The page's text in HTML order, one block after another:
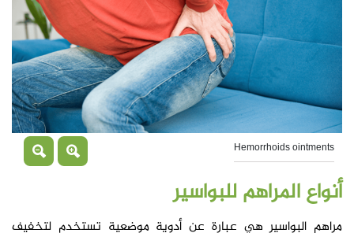
Hemorrhoids ointments
أنواع المراهم للبواسير
مراهم البواسير هي عبارة عن أدوية موضعية تستخدم لتخفيف